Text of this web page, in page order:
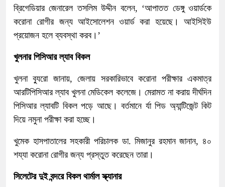
ব্রিগেডিয়ার জেনারেল তসলিম উদ্দীন বলেন, ‘আপাতত ডেঙ্গু ওয়ার্ডকে
করোনা রোগীর জন্য আইসোলেশন ওয়ার্ড করা হয়েছে। আইসিইউ
প্রয়োজন হলে ব্যবস্থা করব।’
খুলনার পিসিআর ল্যাব বিকল
খুলনা ব্যুরো জানায়, জেলায় সরকারিভাবে করোনা পরীক্ষার একমাত্র
আরটিপিসিআর ল্যাব খুলনা মেডিকেল কলেজে। মেরামত না করায় দীর্ঘদিন
পিসিআর ল্যাবটি বিকল পড়ে আছে। বর্তমানে র্যা পিড অ্যান্টিজেন্ট কিট
দিয়ে নমুনা পরীক্ষা করা হচ্ছে।
খুমেক হাসপাতালের সহকারী পরিচালক ডা. মিজানুর রহমান জানান, ৪০
শয্যা করোনা রোগীর জন্য প্রস্তুত করেছেন তারা।
সিলেটের দুই বন্দরে বিকল থার্মাল স্ক্যানার